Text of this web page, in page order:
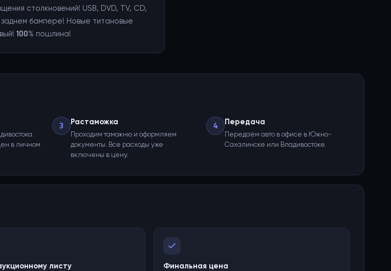
столкновений! USB, DVD, TV, CD,
заднем бампере! Новые титановые
100% пошлина!
в личном
3 Растаможка
Проходим таможню и оформляем
документы. Все расходы уже
включены в цену.
4 Передача
Передаём авто в офисе в Южно-
Сахалинске или Владивостоке.
листу Финальная цена